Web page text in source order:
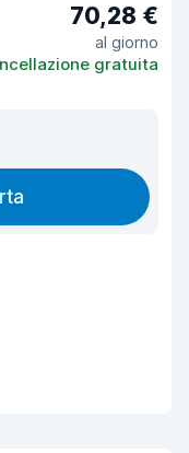
70,28 €
al giorno
gratuita